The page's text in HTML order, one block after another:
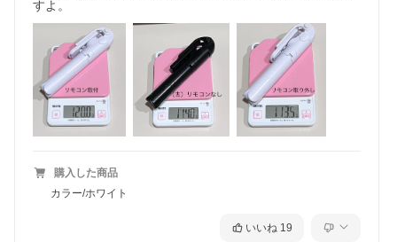
購入した商品
カラー/ホワイト
いいね 19